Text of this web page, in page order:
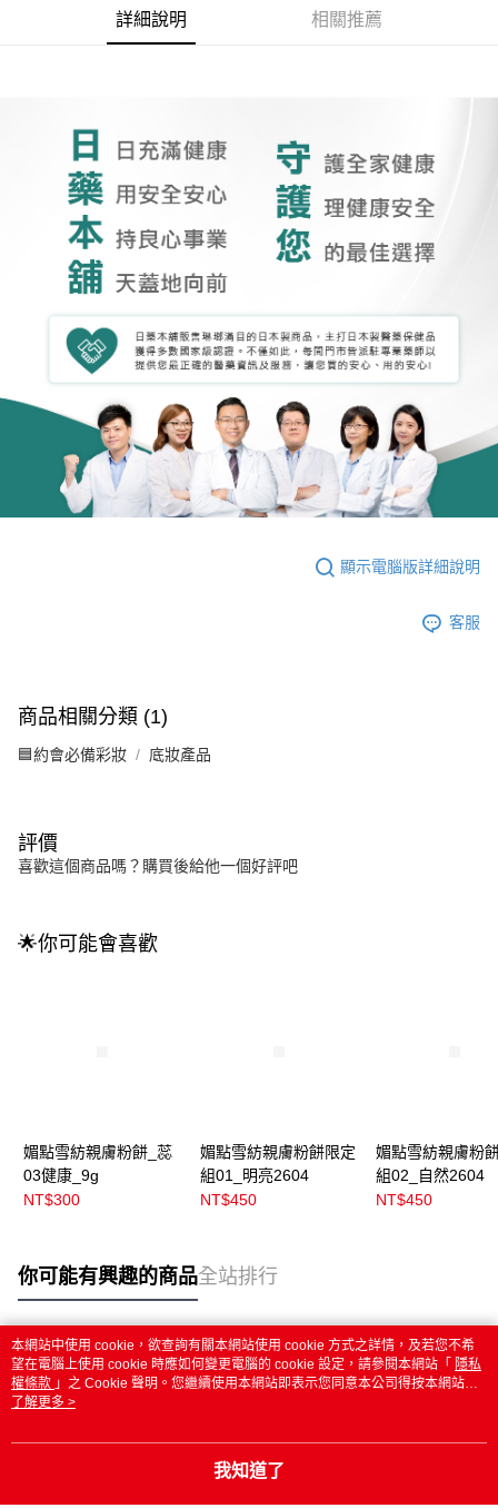
詳細說明 相關推薦
顯示電腦版詳細說明
客服
商品相關分類 (1)
🟦約會必備彩妝 底妝產品
評價
喜歡這個商品嗎？購買後給他一個好評吧
🌟你可能會喜歡
媚點雪紡親膚粉餅_蕊
03健康_9g
NT$300
媚點雪紡親膚粉餅限定
組01_明亮2604
NT$450
媚點雪紡親膚粉
組02_自然2604
NT$450
你可能有興趣的商品全站排行
熱門標籤
本網站中使用 cookie，欲查詢有關本網站使用 cookie 方式之詳情，及若您不希
望在電腦上使用 cookie 時應如何變更電腦的 cookie 設定，請參閱本網站「 隱私
權條款 」之 Cookie 聲明。您繼續使用本網站即表示您同意本公司得按本網站使
用條款之 Cookie 聲明使用 cookie。
了解更多 >
我知道了